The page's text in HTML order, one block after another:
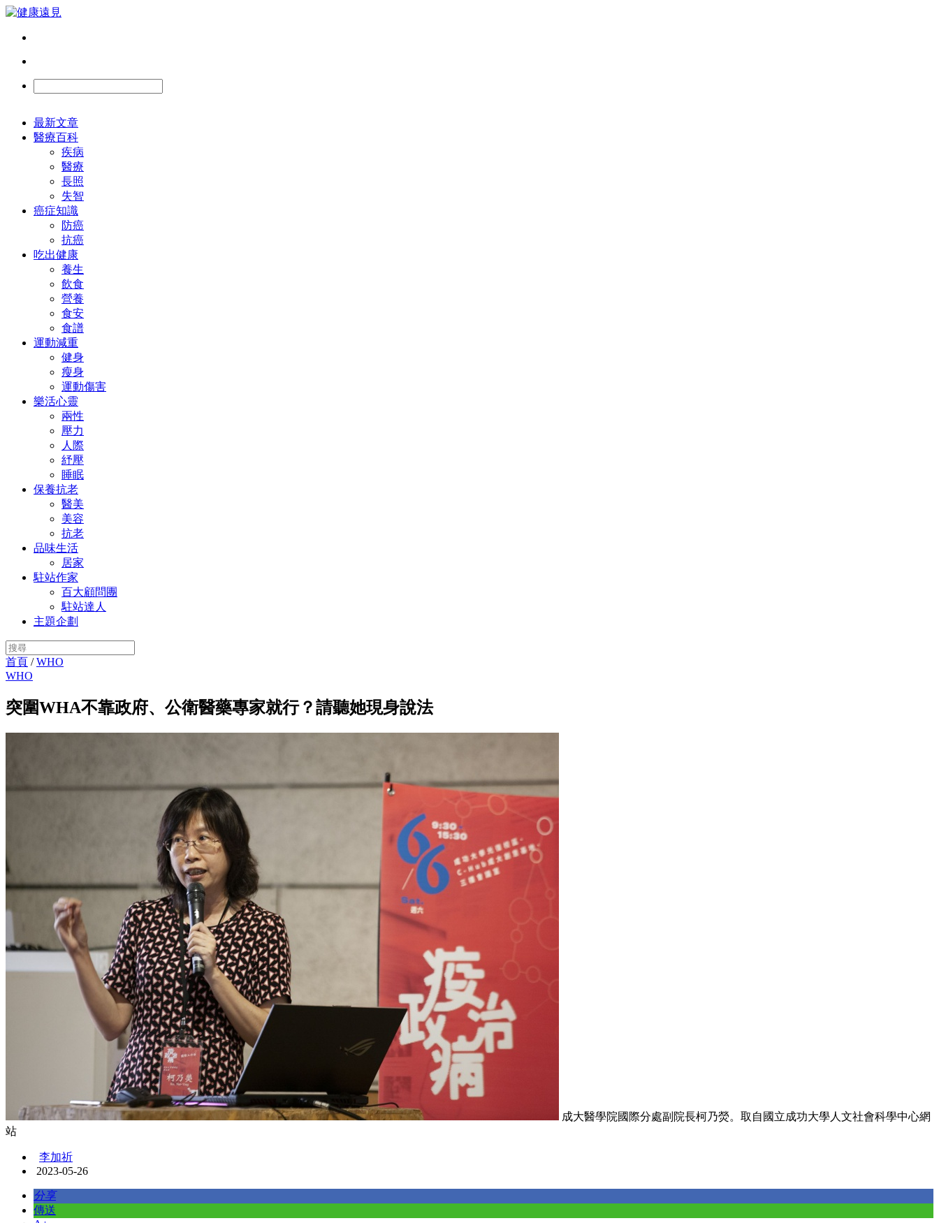
最新文章
醫療百科
疾病
醫療
長照
失智
癌症知識
防癌
抗癌
吃出健康
養生
飲食
營養
食安
食譜
運動減重
健身
瘦身
運動傷害
樂活心靈
兩性
壓力
人際
紓壓
睡眠
保養抗老
醫美
美容
抗老
品味生活
居家
駐站作家
百大顧問團
駐站達人
主題企劃
首頁 /WHO
WHO
突圍WHA不靠政府、公衛醫藥專家就行？請聽她現身說法
成大醫學院國際分處副院長柯乃熒。取自國立成功大學人文社會科學中心網
站
李加祈
2023-05-26
分享
傳送